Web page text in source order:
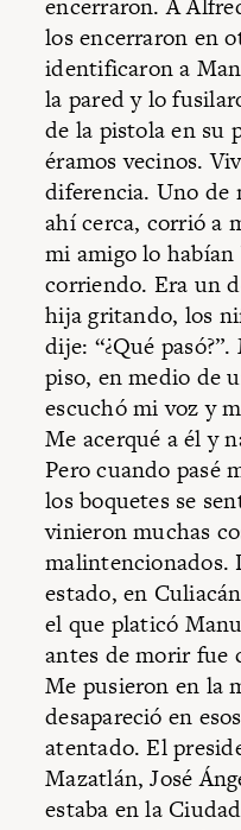
los encerraron en
identificaron a
la pared y lo
de la pistola en su
éramos vecinos.
diferencia. Uno de
ahí cerca, corrió a
mi amigo lo
corriendo. Era un
hija gritando, los
dije: “¿Qué
piso, en medio de
escuchó mi voz y
Me acerqué a él y
Pero cuando pasé
los boquetes se
vinieron muchas
malintencionados.
estado, en
el que platicó
antes de morir fue
Me pusieron en la
desapareció en
atentado. El
Mazatlán, José
estaba en la